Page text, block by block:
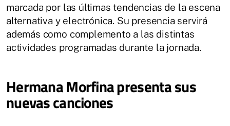
marcada por las últimas tendencias de la escena
alternativa y electrónica. Su presencia servirá
además como complemento a las distintas
actividades programadas durante la jornada.
Hermana Morfina presenta sus
nuevas canciones